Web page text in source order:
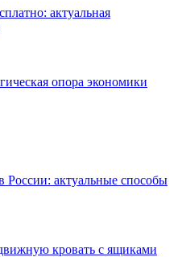
актуальная
опора экономики
актуальные способы
кровать с ящиками